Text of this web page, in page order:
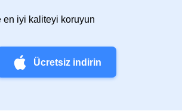
en iyi kaliteyi koruyun
Ücretsiz indirin